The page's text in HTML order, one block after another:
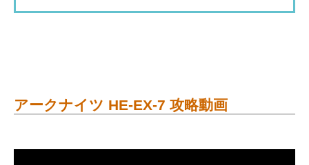
アークナイツ HE-EX-7 攻略動画